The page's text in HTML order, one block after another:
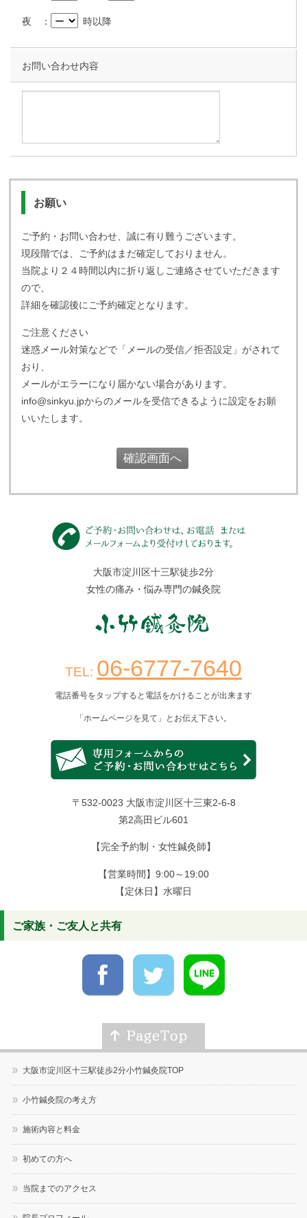
夜 ： 時以降
お問い合わせ内容
お願い
ご予約・お問い合わせ、誠に有り難うございます。
現段階では、ご予約はまだ確定しておりません。
当院より２４時間以内に折り返しご連絡させていただきます
ので、
詳細を確認後にご予約確定となります。
ご注意ください
迷惑メール対策などで「メールの受信／拒否設定」がされて
おり、
メールがエラーになり届かない場合があります。
info@sinkyu.jpからのメールを受信できるように設定をお願
いいたします。
大阪市淀川区十三駅徒歩2分
女性の痛み・悩み専門の鍼灸院
TEL: 06-6777-7640
電話番号をタップすると電話をかけることが出来ます
「ホームページを見て」とお伝え下さい。
〒532-0023 大阪市淀川区十三東2-6-8
第2高田ビル601
【完全予約制・女性鍼灸師】
【営業時間】9:00～19:00
【定休日】水曜日
ご家族・ご友人と共有
大阪市淀川区十三駅徒歩2分小竹鍼灸院TOP
小竹鍼灸院の考え方
施術内容と料金
初めての方へ
当院までのアクセス